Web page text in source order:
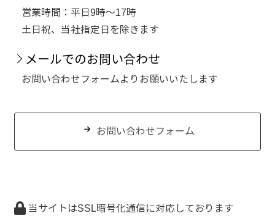
営業時間：平日9時～17時
土日祝、当社指定日を除きます
メールでのお問い合わせ
お問い合わせフォームよりお願いいたします
お問い合わせフォーム
当サイトはSSL暗号化通信に対応しております